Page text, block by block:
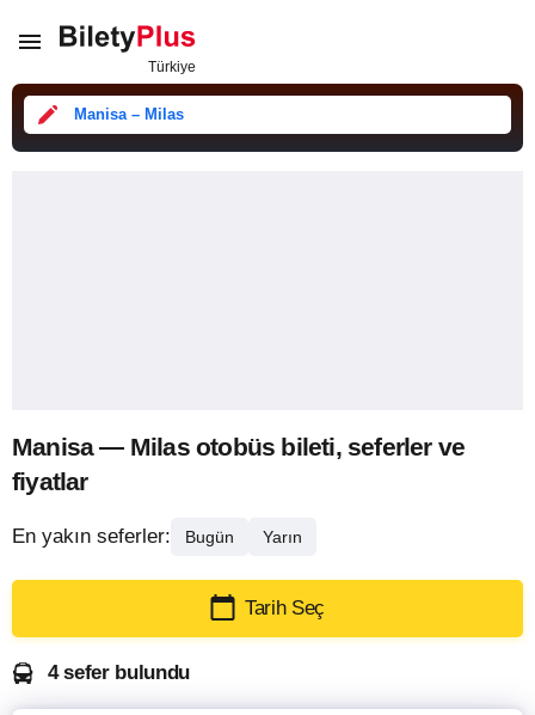
Manisa – Milas
Manisa — Milas otobüs bileti, seferler ve
fiyatlar
En yakın seferler: Bugün Yarın
Tarih Seç
4 sefer bulundu